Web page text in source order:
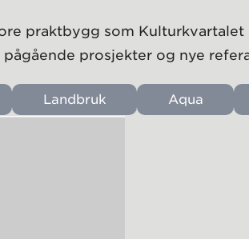
praktbygg som
prosjekter og nye
Landbruk Aqua